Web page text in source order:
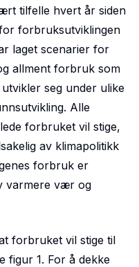
tilfelle hvert år siden
forbruksutviklingen
laget scenarier for
allment forbruk som
seg under ulike
Alle
forbruket vil stige,
av klimapolitikk
forbruk er
varmere vær og
forbruket vil stige til
figur 1. For å dekke